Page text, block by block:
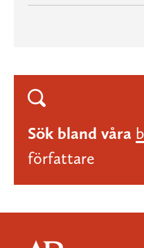
Sök bland våra
författare